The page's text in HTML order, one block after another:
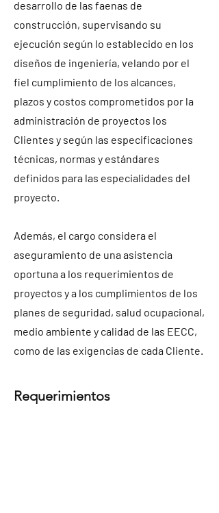
desarrollo de las faenas de
construcción, supervisando su
ejecución según lo establecido en los
diseños de ingeniería, velando por el
fiel cumplimiento de los alcances,
plazos y costos comprometidos por la
administración de proyectos los
Clientes y según las especificaciones
técnicas, normas y estándares
definidos para las especialidades del
proyecto.
Además, el cargo considera el
aseguramiento de una asistencia
oportuna a los requerimientos de
proyectos y a los cumplimientos de los
planes de seguridad, salud ocupacional,
medio ambiente y calidad de las EECC,
como de las exigencias de cada Cliente.
Requerimientos